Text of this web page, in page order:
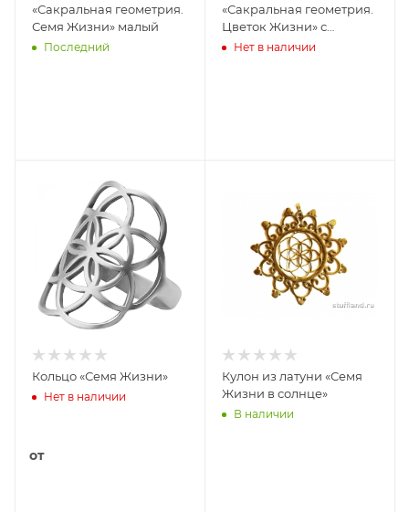
«Сакральная геометрия.
Семя Жизни» малый
Последний
«Сакральная геометрия.
Цветок Жизни» с
перламутром
Нет в наличии
Кольцо «Семя Жизни»
Нет в наличии
от
Кулон из латуни «Семя
Жизни в солнце»
В наличии